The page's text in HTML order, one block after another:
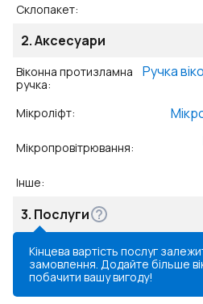
Склопакет:
2.Аксесуари
Віконна протизламна
ручка:
Ручка
Мікроліфт:
Мікропровітрювання:
Інше:
3. Послуги
Кінцева вартість послуг
замовлення. Додайте більше
побачити вашу вигоду!